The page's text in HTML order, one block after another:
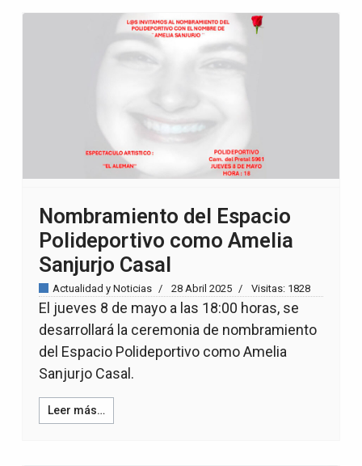
Nombramiento del Espacio
Polideportivo como Amelia
Sanjurjo Casal
Actualidad y Noticias 28 Abril 2025 Visitas: 1828
El jueves 8 de mayo a las 18:00 horas, se
desarrollará la ceremonia de nombramiento
del Espacio Polideportivo como Amelia
Sanjurjo Casal.
Leer más…